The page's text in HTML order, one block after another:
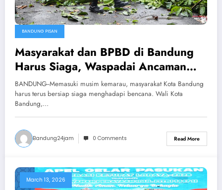
BANDUNG PISAN
Masyarakat dan BPBD di Bandung
Harus Siaga, Waspadai Ancaman
Hujan Ekstrem di Musim Kemarau
BANDUNG--Memasuki musim kemarau, masyarakat Kota Bandung
harus terus bersiap siaga menghadapi bencana. Wali Kota
Bandung,…
Bandung24jam 0 Comments Read More
March 13, 2026